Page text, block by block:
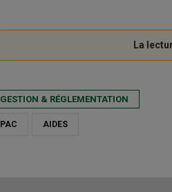
GESTION & RÉGLEMENTATION
PAC AIDES